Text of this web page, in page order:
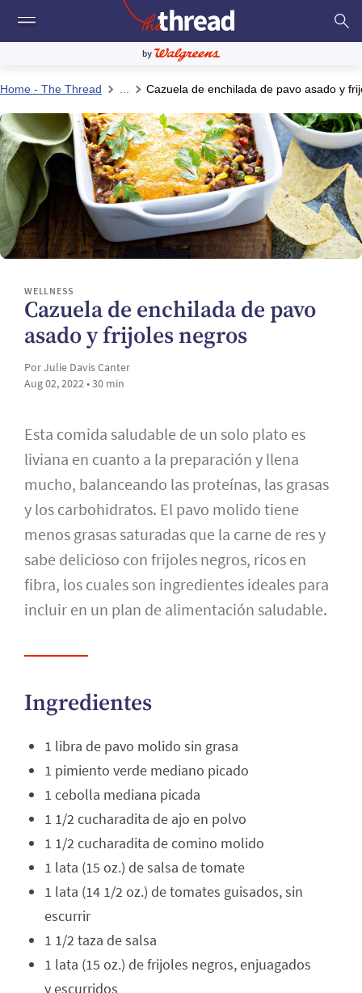
Home - The Thread Cazuela de enchilada de pavo asado y
WELLNESS
Cazuela de enchilada de pavo
asado y frijoles negros
Por Julie Davis Canter
Aug 02, 2022 • 30 min
Esta comida saludable de un solo plato es
liviana en cuanto a la preparación y llena
mucho, balanceando las proteínas, las grasas
y los carbohidratos. El pavo molido tiene
menos grasas saturadas que la carne de res y
sabe delicioso con frijoles negros, ricos en
fibra, los cuales son ingredientes ideales para
incluir en un plan de alimentación saludable.
Ingredientes
1 libra de pavo molido sin grasa
1 pimiento verde mediano picado
1 cebolla mediana picada
1 1/2 cucharadita de ajo en polvo
1 1/2 cucharadita de comino molido
1 lata (15 oz.) de salsa de tomate
1 lata (14 1/2 oz.) de tomates guisados, sin
escurrir
1 1/2 taza de salsa
1 lata (15 oz.) de frijoles negros, enjuagados
y escurridos